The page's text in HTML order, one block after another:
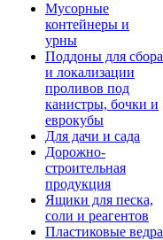
Мусорные
контейнеры и
урны
Поддоны для сбора
и локализации
проливов под
канистры, бочки и
еврокубы
Для дачи и сада
Дорожно-
строительная
продукция
Ящики для песка,
соли и реагентов
Пластиковые ведра